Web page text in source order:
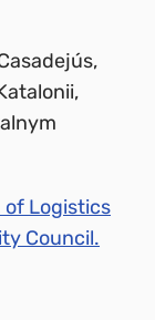
of Logistics
Council.